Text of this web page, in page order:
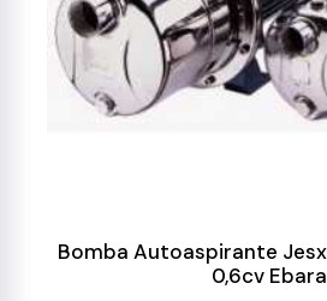
Bomba Autoaspirante
0,6cv Ebara